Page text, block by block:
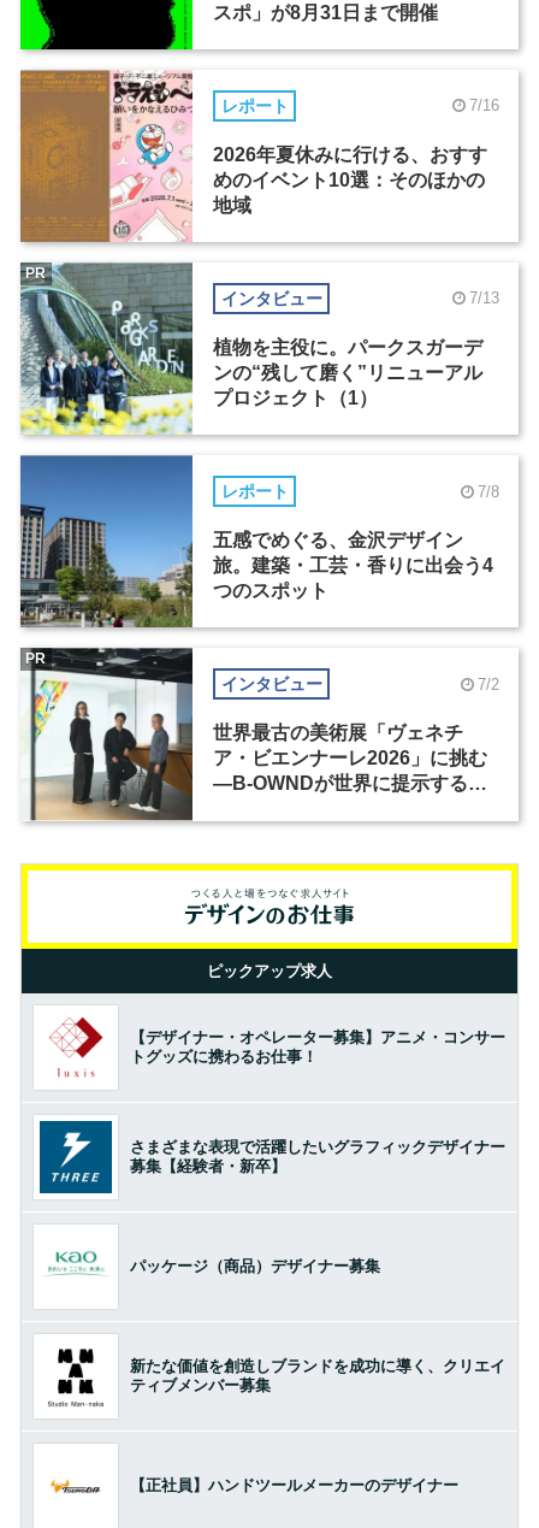
スポ」が8月31日まで開催
レポート 7/16
2026年夏休みに行ける、おすす
めのイベント10選：そのほかの
地域
インタビュー 7/13
植物を主役に。パークスガーデ
ンの“残して磨く”リニューアル
プロジェクト（1）
PR
レポート 7/8
五感でめぐる、金沢デザイン
旅。建築・工芸・香りに出会う4
つのスポット
インタビュー 7/2
世界最古の美術展「ヴェネチ
ア・ビエンナーレ2026」に挑む
―B-OWNDが世界に提示する美
PR
ピックアップ求人
【デザイナー・オペレーター募集】アニメ・コンサー
トグッズに携わるお仕事！
さまざまな表現で活躍したいグラフィックデザイナー
募集【経験者・新卒】
パッケージ（商品）デザイナー募集
新たな価値を創造しブランドを成功に導く、クリエイ
ティブメンバー募集
【正社員】ハンドツールメーカーのデザイナー